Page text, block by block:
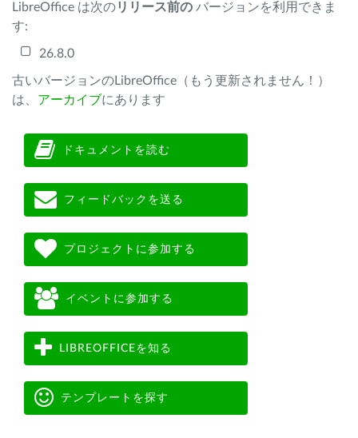
LibreOffice は次のリリース前の バージョンを利用できま
す:
26.8.0
古いバージョンのLibreOffice（もう更新されません！）
は、 アーカイブにあります
ドキュメントを読む
フィードバックを送る
プロジェクトに参加する
イベントに参加する
LIBREOFFICEを知る
テンプレートを探す